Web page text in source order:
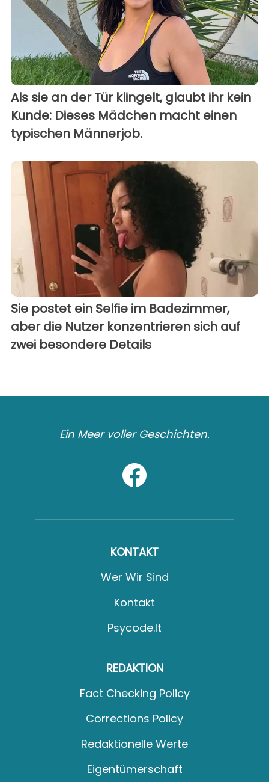
Als sie an der Tür klingelt, glaubt ihr kein
Kunde: Dieses Mädchen macht einen
typischen Männerjob.
Sie postet ein Selfie im Badezimmer,
aber die Nutzer konzentrieren sich auf
zwei besondere Details
Ein Meer voller Geschichten.
KONTAKT
Wer Wir Sind
Kontakt
Psycode.it
REDAKTION
Fact Checking Policy
Corrections Policy
Redaktionelle Werte
Eigentümerschaft